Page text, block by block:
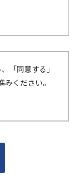
「同意する」
ください。